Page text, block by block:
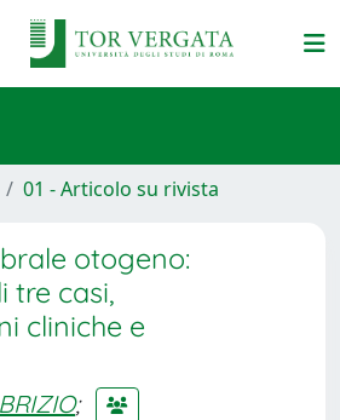
01 - Articolo su rivista
otogeno:
tre casi,
cliniche e
;